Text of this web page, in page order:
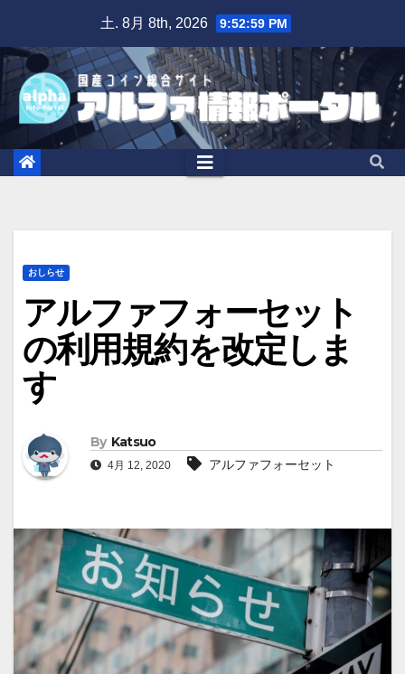
content
土. 8月 8th, 2026 9:53:00 PM
おしらせ
アルファフォーセット
の利用規約を改定しま
す
By Katsuo
4月 12, 2020 アルファフォーセット